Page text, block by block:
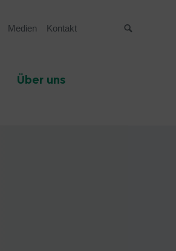
Medien Kontakt
Über uns